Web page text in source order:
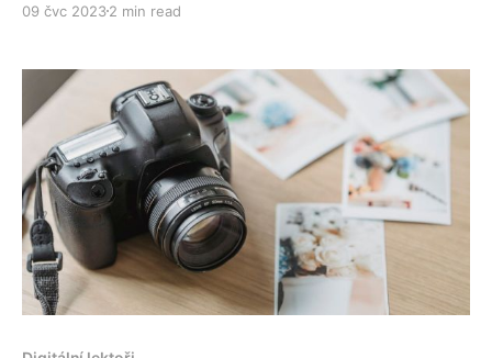
nepříjemnosti a procvičte s nimi dialogy, které jim
09 čvc 20232 min read